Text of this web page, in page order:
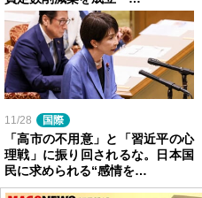
11/28 国際
「高市の不用意」と「習近平の心
理戦」に振り回されるな。日本国
民に求められる“感情を…